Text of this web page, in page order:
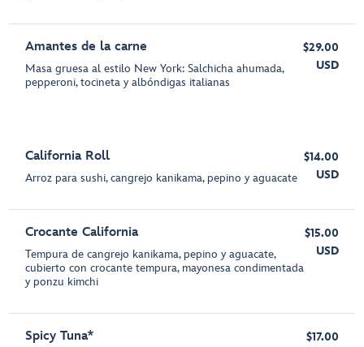
Amantes de la carne
Masa gruesa al estilo New York: Salchicha ahumada,
pepperoni, tocineta y albóndigas italianas
$29.00
USD
California Roll
Arroz para sushi, cangrejo kanikama, pepino y aguacate
$14.00
USD
Crocante California
Tempura de cangrejo kanikama, pepino y aguacate,
cubierto con crocante tempura, mayonesa condimentada
y ponzu kimchi
$15.00
USD
Spicy Tuna*
$17.00